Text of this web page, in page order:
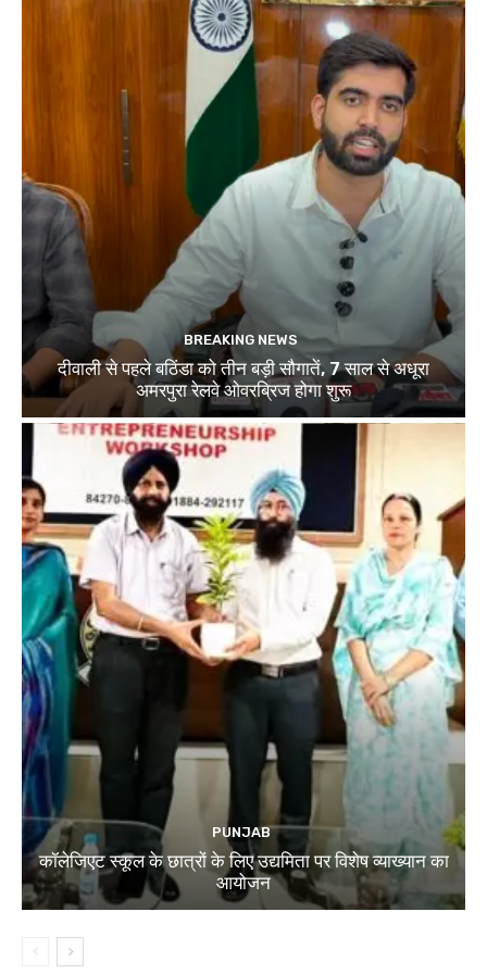
BREAKING NEWS
दीवाली से पहले बठिंडा को तीन बड़ी सौगातें, 7 साल से अधूरा
अमरपुरा रेलवे ओवरब्रिज होगा शुरू
PUNJAB
कॉलेजिएट स्कूल के छात्रों के लिए उद्यमिता पर विशेष व्याख्यान का
आयोजन